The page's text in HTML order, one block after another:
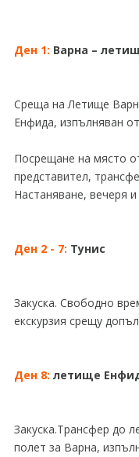
Ден 1: Варна –
Среща на Летище
Енфида, изпълняван
Посрещане на място
представител,
Настаняване, вечеря
Ден 2 - 7: Тунис
Закуска. Свободно
екскурзия срещу
Ден 8: летище
Закуска.Трансфер до
полет за Варна,